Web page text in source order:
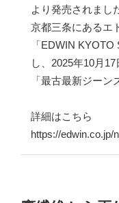
より発売されまし
京都三条にあるエ
「EDWIN
し、2025年10月
「最古最新ジーン
詳細はこちら
https://edwin.co.jp/